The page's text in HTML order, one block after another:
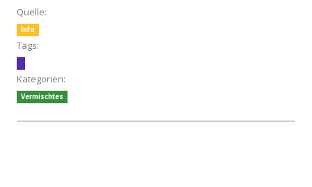
Quelle:
Info
Tags:
Kategorien:
Vermischtes